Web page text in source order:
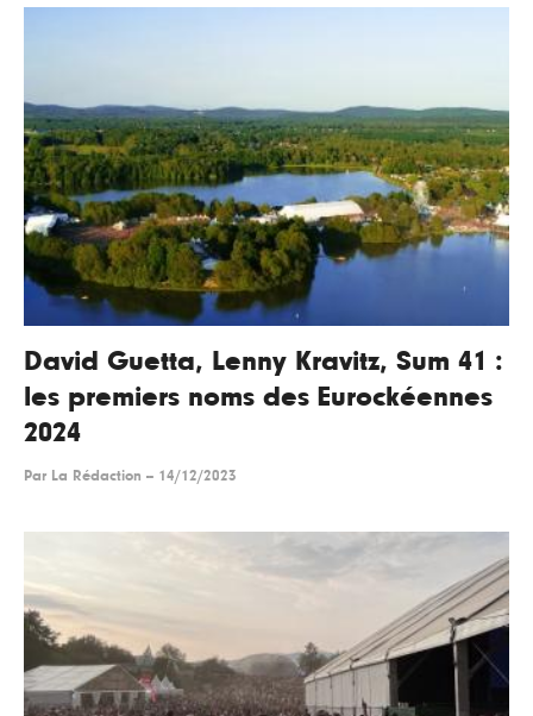
David Guetta, Lenny Kravitz, Sum 41 :
les premiers noms des Eurockéennes
2024
Par La Rédaction -- 14/12/2023